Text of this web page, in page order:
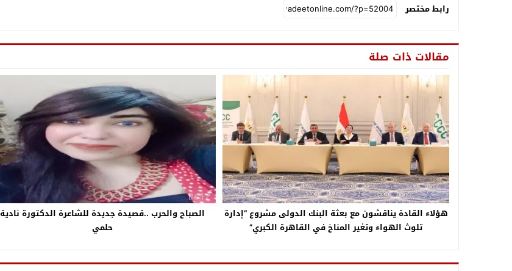
رابط مختصر
مقالات ذات صلة
هؤلاء القادة يناقشون مع بعثة البنك الدولى مشروع “إدارة
تلوث الهواء وتغير المناخ في القاهرة الكبري”
الصباح والحرب ..قصيدة جديدة للشاعرة الدكتورة نادية
حلمي